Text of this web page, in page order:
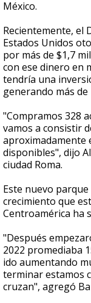
México.
Recientemente, el
Estados Unidos
por más de $1,7
con ese dinero en
tendría una
generando más
"Compramos 328
vamos a consistir
aproximadamente
disponibles", dijo
ciudad Roma.
Este nuevo
crecimiento que
Centroamérica ha
"Después
2022 promediaba
ido aumentando
terminar estamos
cruzan", agregó